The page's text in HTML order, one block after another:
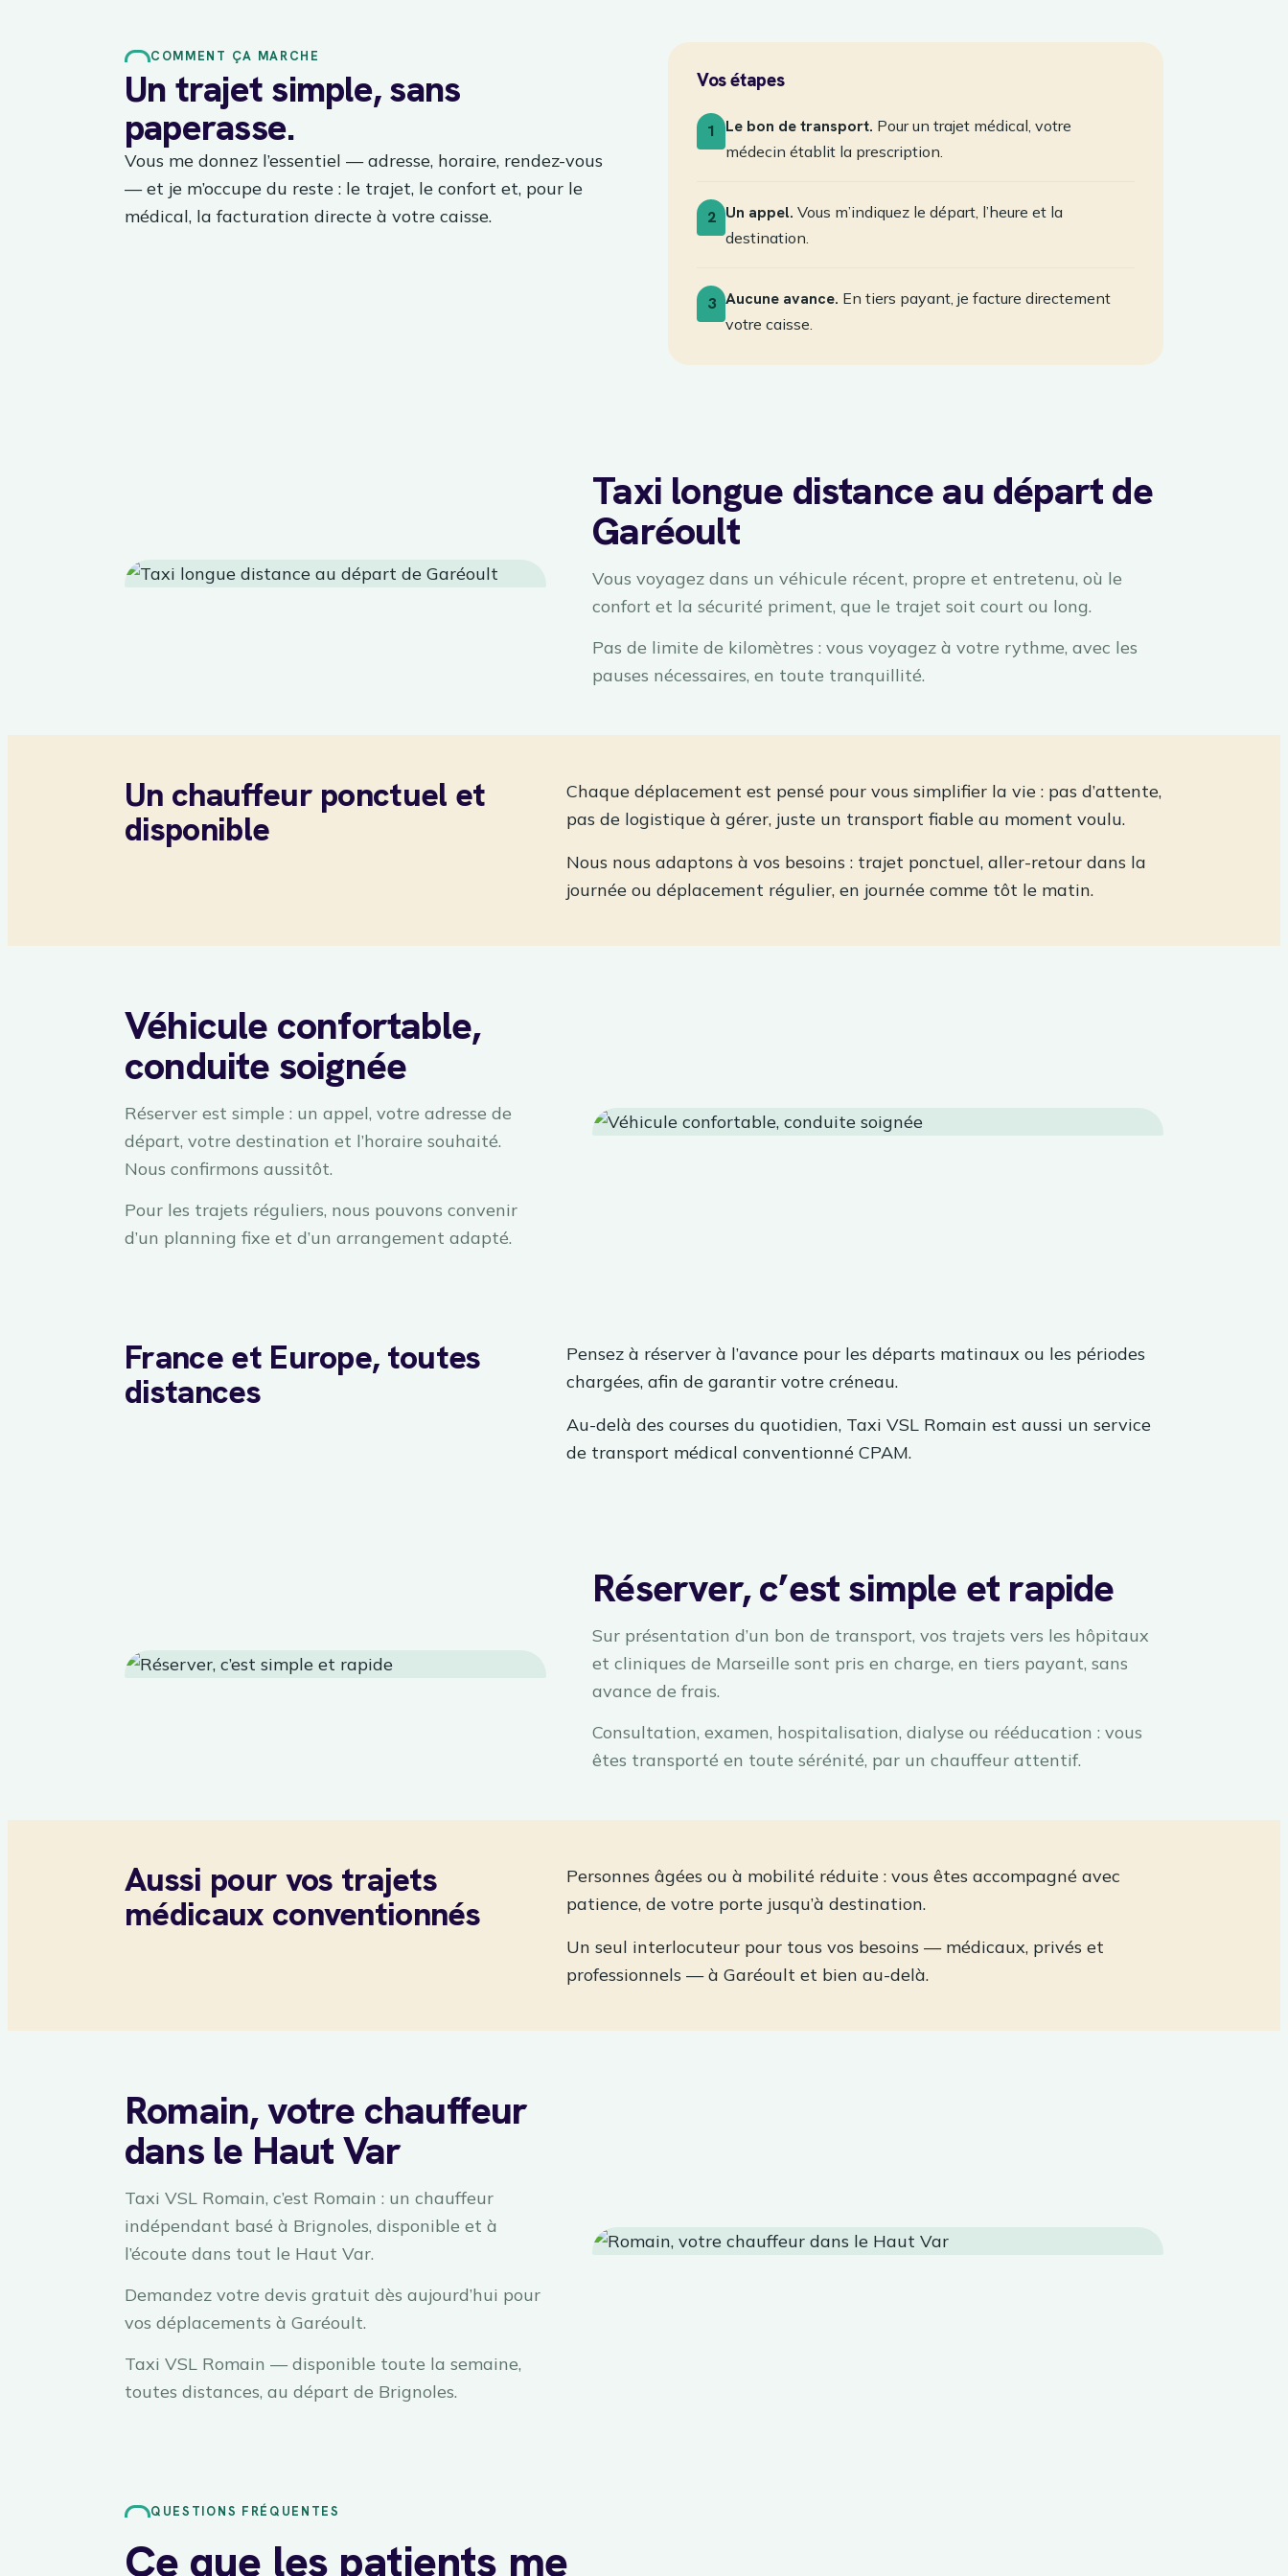
COMMENT ÇA MARCHE
Un trajet simple, sans
paperasse.
Vous me donnez l’essentiel — adresse, horaire, rendez-vous
— et je m’occupe du reste : le trajet, le confort et, pour le
médical, la facturation directe à votre caisse.
Vos étapes
1 Le bon de transport. Pour un trajet médical, votre
médecin établit la prescription.
2 Un appel. Vous m’indiquez le départ, l’heure et la
destination.
3 Aucune avance. En tiers payant, je facture directement
votre caisse.
Taxi longue distance au départ de
Garéoult
Vous voyagez dans un véhicule récent, propre et entretenu, où le
confort et la sécurité priment, que le trajet soit court ou long.
Pas de limite de kilomètres : vous voyagez à votre rythme, avec les
pauses nécessaires, en toute tranquillité.
Un chauffeur ponctuel et
disponible
Chaque déplacement est pensé pour vous simplifier la vie : pas d’attente,
pas de logistique à gérer, juste un transport fiable au moment voulu.
Nous nous adaptons à vos besoins : trajet ponctuel, aller-retour dans la
journée ou déplacement régulier, en journée comme tôt le matin.
Véhicule confortable,
conduite soignée
Réserver est simple : un appel, votre adresse de
départ, votre destination et l’horaire souhaité.
Nous confirmons aussitôt.
Pour les trajets réguliers, nous pouvons convenir
d’un planning fixe et d’un arrangement adapté.
France et Europe, toutes
distances
Pensez à réserver à l’avance pour les départs matinaux ou les périodes
chargées, afin de garantir votre créneau.
Au-delà des courses du quotidien, Taxi VSL Romain est aussi un service
de transport médical conventionné CPAM.
Réserver, c’est simple et rapide
Sur présentation d’un bon de transport, vos trajets vers les hôpitaux
et cliniques de Marseille sont pris en charge, en tiers payant, sans
avance de frais.
Consultation, examen, hospitalisation, dialyse ou rééducation : vous
êtes transporté en toute sérénité, par un chauffeur attentif.
Aussi pour vos trajets
médicaux conventionnés
Personnes âgées ou à mobilité réduite : vous êtes accompagné avec
patience, de votre porte jusqu’à destination.
Un seul interlocuteur pour tous vos besoins — médicaux, privés et
professionnels — à Garéoult et bien au-delà.
Romain, votre chauffeur
dans le Haut Var
Taxi VSL Romain, c’est Romain : un chauffeur
indépendant basé à Brignoles, disponible et à
l’écoute dans tout le Haut Var.
Demandez votre devis gratuit dès aujourd’hui pour
vos déplacements à Garéoult.
Taxi VSL Romain — disponible toute la semaine,
toutes distances, au départ de Brignoles.
QUESTIONS FRÉQUENTES
Ce que les patients me